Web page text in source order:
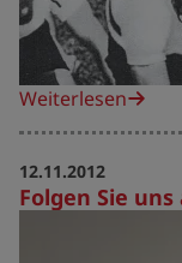
Weiterlesen
Folgen Sie
12.11.2012